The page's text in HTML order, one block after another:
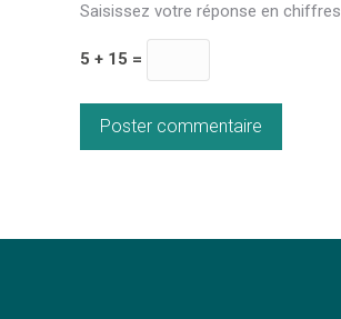
Saisissez votre réponse en chiffres
5 + 15 =
Poster commentaire